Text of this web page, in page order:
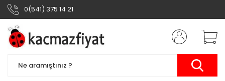
0(541) 375 14 21